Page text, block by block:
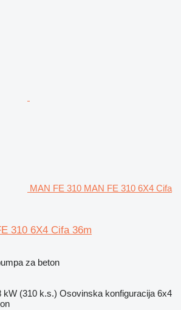
MAN FE 310 MAN FE 310 6X4 Cifa
310 6X4 Cifa 36m
za beton
kW (310 k.s.) Osovinska konfiguracija 6x4